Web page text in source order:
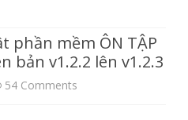
phần mềm ÔN TẬP
bản v1.2.2 lên v1.2.3
54 Comments